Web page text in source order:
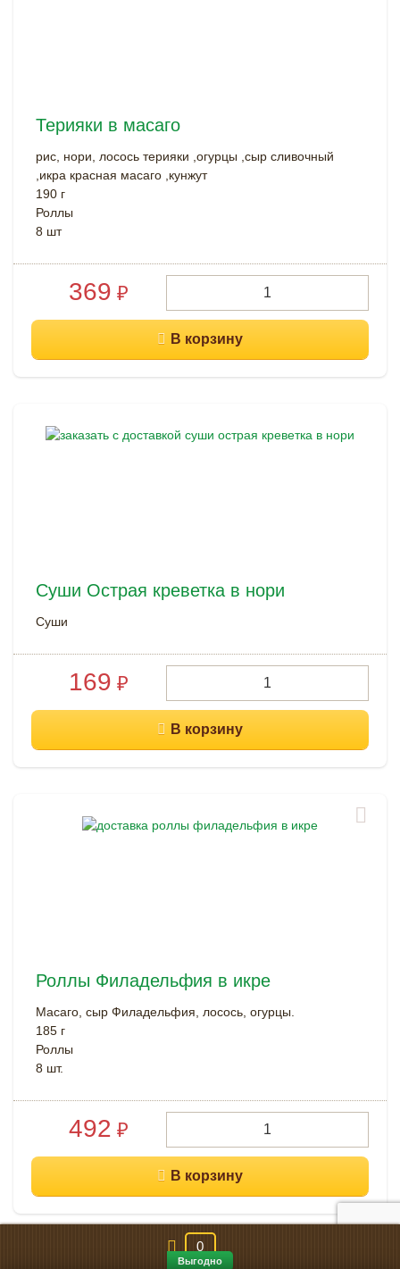
Терияки в масаго
рис, нори, лосось терияки ,огурцы ,сыр сливочный
,икра красная масаго ,кунжут
190 г
Роллы
8 шт
369 ₽
Суши Острая креветка в нори
Суши
169 ₽
Роллы Филадельфия в икре
Масаго, сыр Филадельфия, лосось, огурцы.
185 г
Роллы
8 шт.
492 ₽
Выгодно
0